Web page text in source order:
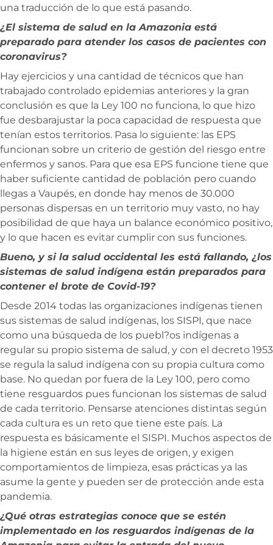
una traducción de lo que está pasando.
¿El sistema de salud en la Amazonia está
preparado para atender los casos de pacientes con
coronavirus?
Hay ejercicios y una cantidad de técnicos que han
trabajado controlado epidemias anteriores y la gran
conclusión es que la Ley 100 no funciona, lo que hizo
fue desbarajustar la poca capacidad de respuesta que
tenían estos territorios. Pasa lo siguiente: las EPS
funcionan sobre un criterio de gestión del riesgo entre
enfermos y sanos. Para que esa EPS funcione tiene que
haber suficiente cantidad de población pero cuando
llegas a Vaupés, en donde hay menos de 30.000
personas dispersas en un territorio muy vasto, no hay
posibilidad de que haya un balance económico positivo,
y lo que hacen es evitar cumplir con sus funciones.
Bueno, y si la salud occidental les está fallando, ¿los
sistemas de salud indígena están preparados para
contener el brote de Covid-19?
Desde 2014 todas las organizaciones indígenas tienen
sus sistemas de salud indígenas, los SISPI, que nace
como una búsqueda de los puebl?os indígenas a
regular su propio sistema de salud, y con el decreto 1953
se regula la salud indígena con su propia cultura como
base. No quedan por fuera de la Ley 100, pero como
tiene resguardos pues funcionan los sistemas de salud
de cada territorio. Pensarse atenciones distintas según
cada cultura es un reto que tiene este país. La
respuesta es básicamente el SISPI. Muchos aspectos de
la higiene están en sus leyes de origen, y exigen
comportamientos de limpieza, esas prácticas ya las
asume la gente y pueden ser de protección ande esta
pandemia.
¿Qué otras estrategias conoce que se estén
implementado en los resguardos indígenas de la